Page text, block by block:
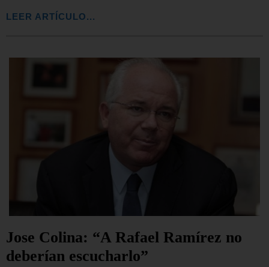
LEER ARTÍCULO...
Jose Colina: “A Rafael Ramírez no
deberían escucharlo”